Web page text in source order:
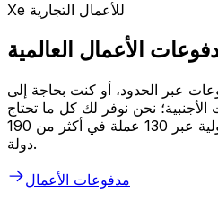
Xe للأعمال التجارية
الأعمال العالمية
عبر الحدود، أو كنت بحاجة إلى
نحن نوفر لك كل ما تحتاج
إليه. قم بجدولة التحويلات الدولية عبر 130 عملة في أكثر من 190
دولة.
مدفوعات الأعمال